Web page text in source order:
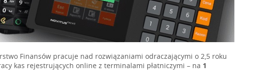
Finansów pracuje nad rozwiązaniami odraczającymi o 2,5 roku
kas rejestrujących online z terminalami płatniczymi – na 1